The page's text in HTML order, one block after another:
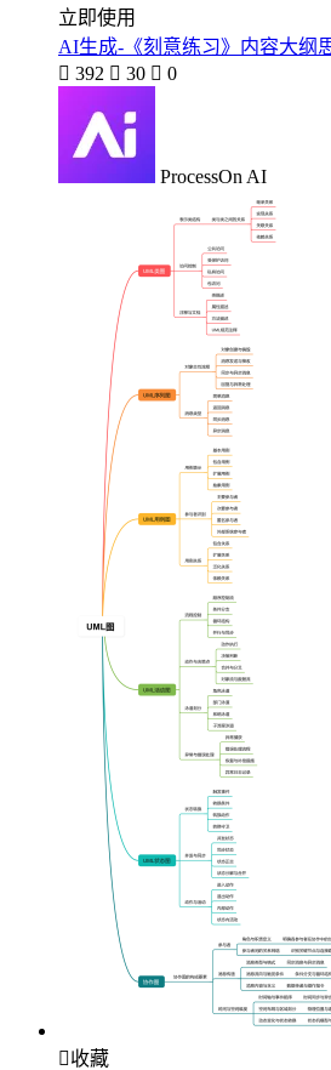
立即使用
AI生成-《刻意练习》内容大纲
 392  30  0
ProcessOn AI
收藏